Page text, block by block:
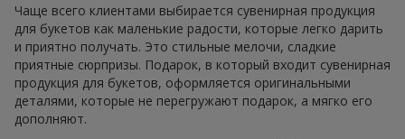
Чаще всего клиентами выбирается сувенирная продукция
для букетов как маленькие радости, которые легко дарить
и приятно получать. Это стильные мелочи, сладкие
приятные сюрпризы. Подарок, в который входит сувенирная
продукция для букетов, оформляется оригинальными
деталями, которые не перегружают подарок, а мягко его
дополняют.